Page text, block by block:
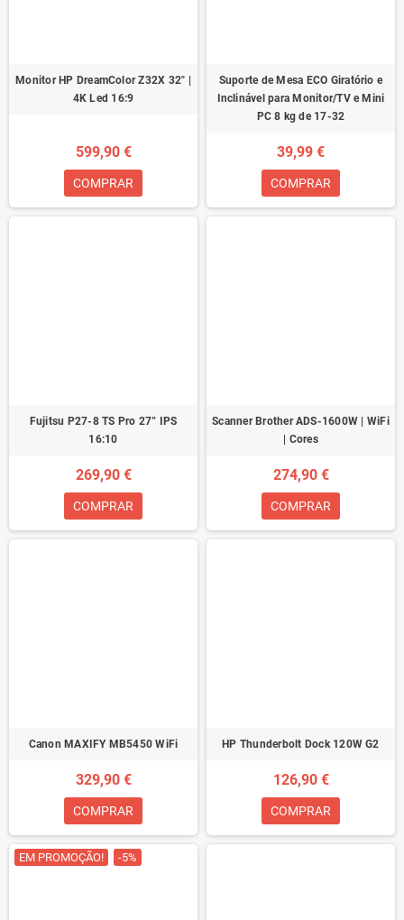
Monitor HP DreamColor Z32X 32" |
4K Led 16:9
599,90 €
COMPRAR
Suporte de Mesa ECO Giratório e
Inclinável para Monitor/TV e Mini
PC 8 kg de 17-32
39,99 €
COMPRAR
Fujitsu P27-8 TS Pro 27” IPS
16:10
269,90 €
COMPRAR
Scanner Brother ADS-1600W | WiFi
| Cores
274,90 €
COMPRAR
Canon MAXIFY MB5450 WiFi
329,90 €
COMPRAR
HP Thunderbolt Dock 120W G2
126,90 €
COMPRAR
EM PROMOÇÃO! -5%